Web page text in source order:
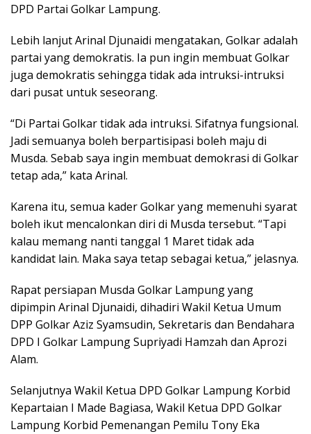
DPD Partai Golkar Lampung.
Lebih lanjut Arinal Djunaidi mengatakan, Golkar adalah
partai yang demokratis. Ia pun ingin membuat Golkar
juga demokratis sehingga tidak ada intruksi-intruksi
dari pusat untuk seseorang.
“Di Partai Golkar tidak ada intruksi. Sifatnya fungsional.
Jadi semuanya boleh berpartisipasi boleh maju di
Musda. Sebab saya ingin membuat demokrasi di Golkar
tetap ada,” kata Arinal.
Karena itu, semua kader Golkar yang memenuhi syarat
boleh ikut mencalonkan diri di Musda tersebut. “Tapi
kalau memang nanti tanggal 1 Maret tidak ada
kandidat lain. Maka saya tetap sebagai ketua,” jelasnya.
Rapat persiapan Musda Golkar Lampung yang
dipimpin Arinal Djunaidi, dihadiri Wakil Ketua Umum
DPP Golkar Aziz Syamsudin, Sekretaris dan Bendahara
DPD I Golkar Lampung Supriyadi Hamzah dan Aprozi
Alam.
Selanjutnya Wakil Ketua DPD Golkar Lampung Korbid
Kepartaian I Made Bagiasa, Wakil Ketua DPD Golkar
Lampung Korbid Pemenangan Pemilu Tony Eka